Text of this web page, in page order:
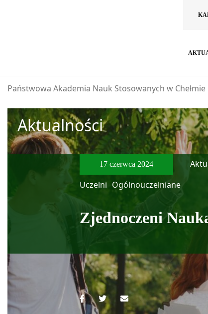
Państwowa Akademia Nauk Stosowanych w Chełmie
Aktualności
17 czerwca 2024
Uczelni Ogólnouczelniane
Zjednoczeni